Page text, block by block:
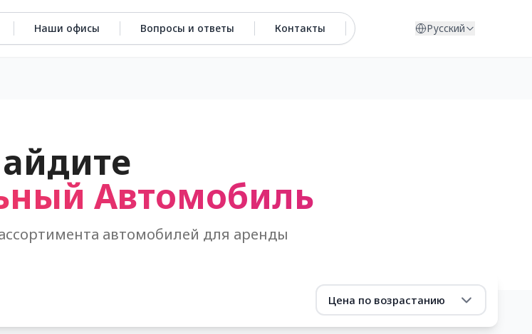
Наши офисы Вопросы и ответы Контакты Русский
Автомобиль
автомобилей для аренды
Цена по возрастанию